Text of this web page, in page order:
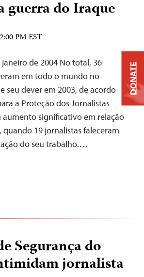
guerra do Iraque
PM EST
janeiro de 2004 ­No total, 36
em todo o mundo no
seu dever em 2003, de acordo
a Proteção dos Jornalistas
aumento significativo em relação
quando 19 jornalistas faleceram
do seu trabalho.…
Segurança do
jornalista
DONATE